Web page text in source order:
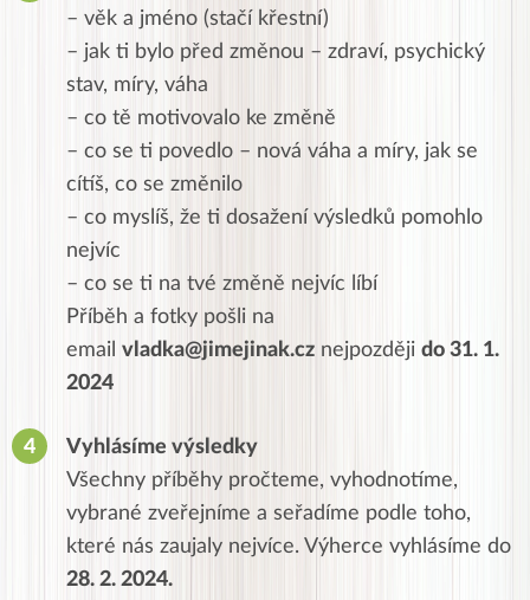
– věk a jméno (stačí křestní)
– jak ti bylo před změnou – zdraví, psychický
stav, míry, váha
– co tě motivovalo ke změně
– co se ti povedlo – nová váha a míry, jak se
cítíš, co se změnilo
– co myslíš, že ti dosažení výsledků pomohlo
nejvíc
– co se ti na tvé změně nejvíc líbí
Příběh a fotky pošli na
email vladka@jimejinak.cz nejpozději do 31. 1.
2024
Vyhlásíme výsledky
Všechny příběhy pročteme, vyhodnotíme,
vybrané zveřejníme a seřadíme podle toho,
které nás zaujaly nejvíce. Výherce vyhlásíme do
28. 2. 2024.